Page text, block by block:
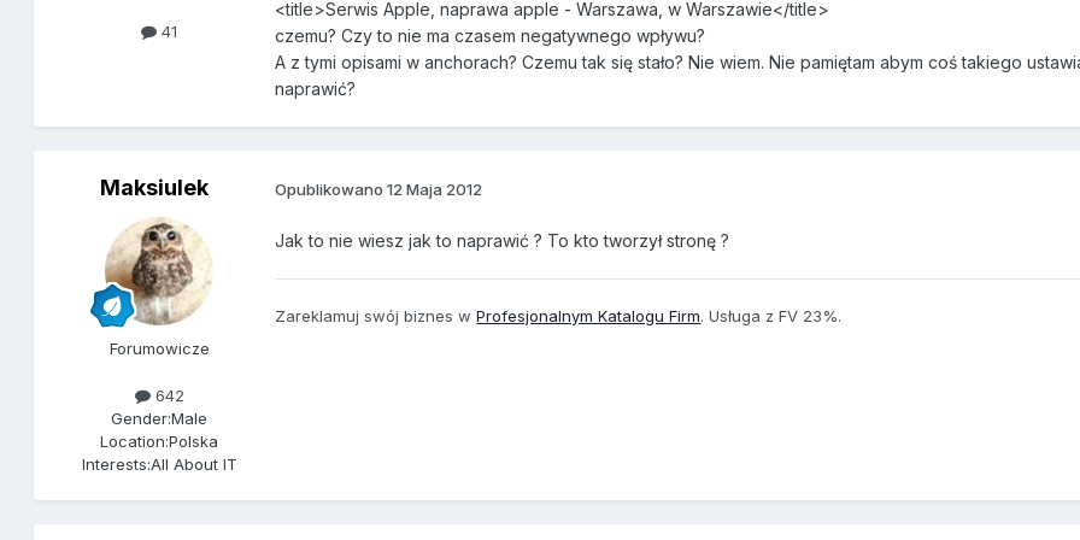
41
<title>Serwis Apple, naprawa apple - Warszawa, w Warszawie</title>
czemu? Czy to nie ma czasem negatywnego wpływu?
A z tymi opisami w anchorach? Czemu tak się stało? Nie wiem. Nie pamiętam abym coś takiego
naprawić?
Maksiulek
Forumowicze
642
Gender:Male
Location:Polska
Interests:All About IT
Opublikowano12 Maja 2012
Jak to nie wiesz jak to naprawić ? To kto tworzył stronę ?
Zareklamuj swój biznes wProfesjonalnym Katalogu Firm. Usługa z FV 23%.